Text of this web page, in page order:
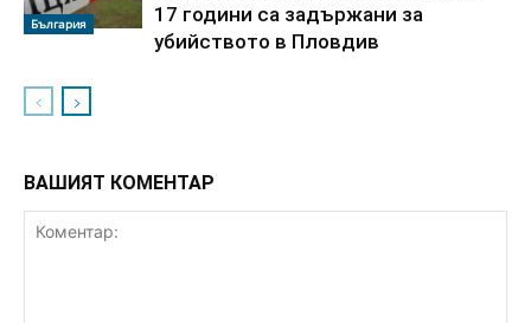
България
17 години са задържани за
убийството в Пловдив
ВАШИЯТ КОМЕНТАР